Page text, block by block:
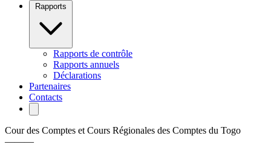
Rapports de contrôle
Rapports annuels
Déclarations
Partenaires
Contacts
Cour des Comptes et Cours Régionales des Comptes du Togo
———